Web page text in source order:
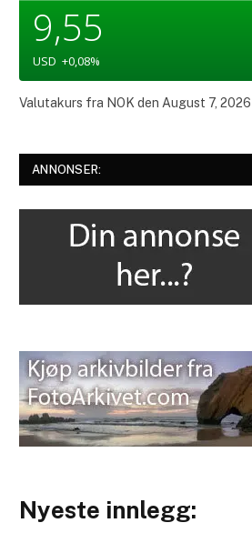
9,55
USD +0,08%
Valutakurs fra NOK den August 7, 2026
ANNONSER:
Nyeste innlegg: